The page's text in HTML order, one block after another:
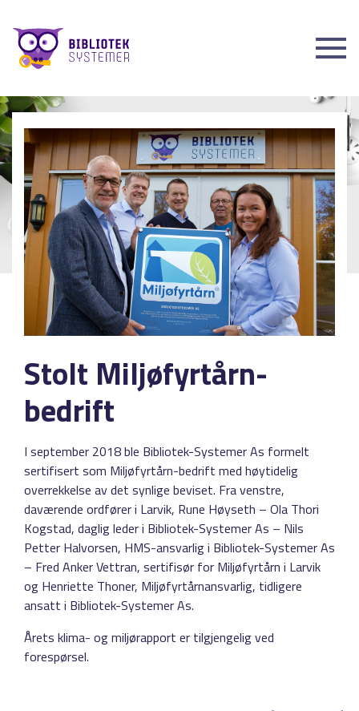
Stolt Miljøfyrtårn-
bedrift
I september 2018 ble Bibliotek-Systemer As formelt
sertifisert som Miljøfyrtårn-bedrift med høytidelig
overrekkelse av det synlige beviset. Fra venstre,
daværende ordfører i Larvik, Rune Høyseth – Ola Thori
Kogstad, daglig leder i Bibliotek-Systemer As – Nils
Petter Halvorsen, HMS-ansvarlig i Bibliotek-Systemer As
– Fred Anker Vettran, sertifisør for Miljøfyrtårn i Larvik
og Henriette Thoner, Miljøfyrtårnansvarlig, tidligere
ansatt i Bibliotek-Systemer As.
Årets klima- og miljørapport er tilgjengelig ved
forespørsel.